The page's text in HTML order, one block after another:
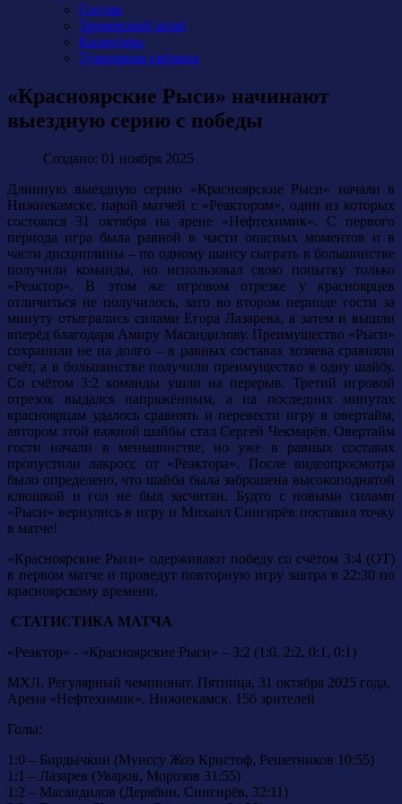
Состав
Тренерский штаб
Календарь
Турнирная таблица
«Красноярские Рыси» начинают
выездную серию с победы
Создано: 01 ноября 2025
Длинную выездную серию «Красноярские Рыси» начали в
Нижнекамске, парой матчей с «Реактором», один из которых
состоялся 31 октября на арене «Нефтехимик». С первого
периода игра была равной в части опасных моментов и в
части дисциплины – по одному шансу сыграть в большинстве
получили команды, но использовал свою попытку только
«Реактор». В этом же игровом отрезке у красноярцев
отличиться не получилось, зато во втором периоде гости за
минуту отыгрались силами Егора Лазарева, а затем и вышли
вперёд благодаря Амиру Масандилову. Преимущество «Рыси»
сохранили не на долго – в равных составах хозяева сравняли
счёт, а в большинстве получили преимущество в одну шайбу.
Со счётом 3:2 команды ушли на перерыв. Третий игровой
отрезок выдался напряжённым, а на последних минутах
красноярцам удалось сравнять и перевести игру в овертайм,
автором этой важной шайбы стал Сергей Чекмарёв. Овертайм
гости начали в меньшинстве, но уже в равных составах
пропустили лакросс от «Реактора». После видеопросмотра
было определено, что шайба была заброшена высокоподнятой
клюшкой и гол не был засчитан. Будто с новыми силами
«Рыси» вернулись в игру и Михаил Снигирёв поставил точку
в матче!
«Красноярские Рыси» одерживают победу со счётом 3:4 (ОТ)
в первом матче и проведут повторную игру завтра в 22:30 по
красноярскому времени.
СТАТИСТИКА МАТЧА
«Реактор» - «Красноярские Рыси» – 3:2 (1:0, 2:2, 0:1, 0:1)
МХЛ. Регулярный чемпионат. Пятница, 31 октября 2025 года,
Арена «Нефтехимик», Нижнекамск. 156 зрителей
Голы:
1:0 – Бирдычкин (Муиссу Жоэ Кристоф, Решетников 10:55)
1:1 – Лазарев (Уваров, Морозов 31:55)
1:2 – Масандилов (Дерябин, Снигирёв, 32:11)